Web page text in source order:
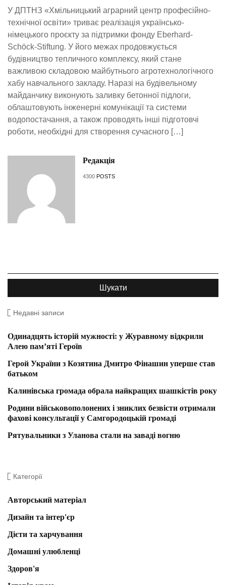
У ДПТНЗ «Хмільницький аграрний центр професійно-
технічної освіти» триває реалізація українсько-
німецького проєкту за підтримки фонду Eberhard-
Schöck-Stiftung. У його межах продовжується
будівництво тепличного комплексу, який стане
важливою складовою майбутнього агротехнологічного
хабу навчального закладу. Наразі на будівельному
майданчику виконують заливку бетонної підлоги,
облаштовують інженерні комунікації та системи
водопостачання, а також проводять інші підготовчі
роботи, необхідні для створення сучасного […]
Редакція
4300 POSTS
Недавні записи
Одинадцять історій мужності: у Журавному відкрили
Алею пам’яті Героїв
Герой України з Козятина Дмитро Фінашин уперше став
батьком
Калинівська громада обрала найкращих шашкістів року
Родини військовополонених і зниклих безвісти отримали
фахові консультації у Самгородоцькій громаді
Рятувальники з Уланова стали на заваді вогню
Категорії
Авторський матеріал
Дизайн та інтер'єр
Дієти та харчування
Домашні улюбленці
Здоров'я